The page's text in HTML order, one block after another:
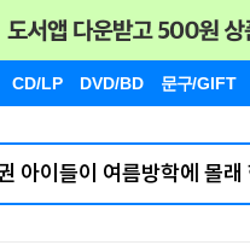
CD/LP DVD/BD 문구/GIFT